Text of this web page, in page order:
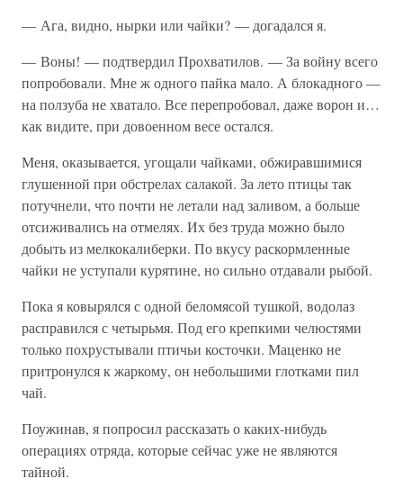
— Ага, видно, нырки или чайки? — догадался я.
— Воны! — подтвердил Прохватилов. — За войну всего
попробовали. Мне ж одного пайка мало. А блокадного —
на ползуба не хватало. Все перепробовал, даже ворон и…
как видите, при довоенном весе остался.
Меня, оказывается, угощали чайками, обжиравшимися
глушенной при обстрелах салакой. За лето птицы так
потучнели, что почти не летали над заливом, а больше
отсиживались на отмелях. Их без труда можно было
добыть из мелкокалиберки. По вкусу раскормленные
чайки не уступали курятине, но сильно отдавали рыбой.
Пока я ковырялся с одной беломясой тушкой, водолаз
расправился с четырьмя. Под его крепкими челюстями
только похрустывали птичьи косточки. Маценко не
притронулся к жаркому, он небольшими глотками пил
чай.
Поужинав, я попросил рассказать о каких-нибудь
операциях отряда, которые сейчас уже не являются
тайной.